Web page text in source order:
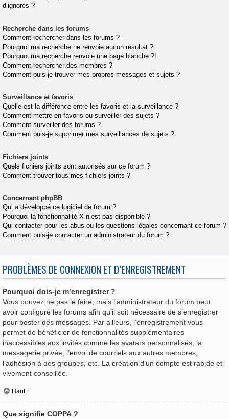
d’ignorés ?
Recherche dans les forums
Comment rechercher dans les forums ?
Pourquoi ma recherche ne renvoie aucun résultat ?
Pourquoi ma recherche renvoie une page blanche ?!
Comment rechercher des membres ?
Comment puis-je trouver mes propres messages et sujets ?
Surveillance et favoris
Quelle est la différence entre les favoris et la surveillance ?
Comment mettre en favoris ou surveiller des sujets ?
Comment surveiller des forums ?
Comment puis-je supprimer mes surveillances de sujets ?
Fichiers joints
Quels fichiers joints sont autorisés sur ce forum ?
Comment trouver tous mes fichiers joints ?
Concernant phpBB
Qui a développé ce logiciel de forum ?
Pourquoi la fonctionnalité X n’est pas disponible ?
Qui contacter pour les abus ou les questions légales concernant ce forum ?
Comment puis-je contacter un administrateur du forum ?
PROBLÈMES DE CONNEXION ET D’ENREGISTREMENT
Pourquoi dois-je m’enregistrer ?
Vous pouvez ne pas le faire, mais l’administrateur du forum peut
avoir configuré les forums afin qu’il soit nécessaire de s’enregistrer
pour poster des messages. Par ailleurs, l’enregistrement vous
permet de bénéficier de fonctionnalités supplémentaires
inaccessibles aux invités comme les avatars personnalisés, la
messagerie privée, l’envoi de courriels aux autres membres,
l’adhésion à des groupes, etc. La création d’un compte est rapide et
vivement conseillée.
Haut
Que signifie COPPA ?